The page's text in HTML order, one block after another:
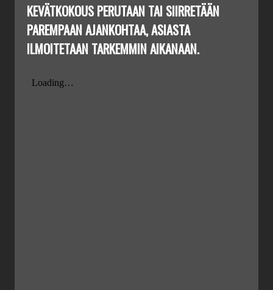
KEVÄTKOKOUS PERUTAAN TAI SIIRRETÄÄN
PAREMPAAN AJANKOHTAA, ASIASTA
ILMOITETAAN TARKEMMIN AIKANAAN.